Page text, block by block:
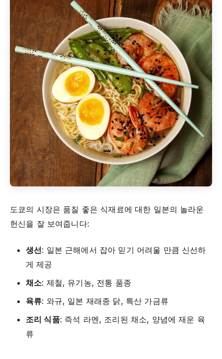
도쿄의 시장은 품질 좋은 식재료에 대한 일본의 놀라운
헌신을 잘 보여줍니다:
생선: 일본 근해에서 잡아 믿기 어려울 만큼 신선하
게 제공
채소: 제철, 유기농, 전통 품종
육류: 와규, 일본 재래종 닭, 특산 가금류
조리 식품: 즉석 라멘, 조리된 채소, 양념에 재운 육
류